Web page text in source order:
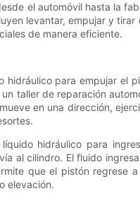
el automóvil hasta la
levantar, empujar y
de manera eficiente.
para empujar
taller de reparación
en una dirección,
hidráulico para
al cilindro. El fluido
que el pistón regrese
elevación.